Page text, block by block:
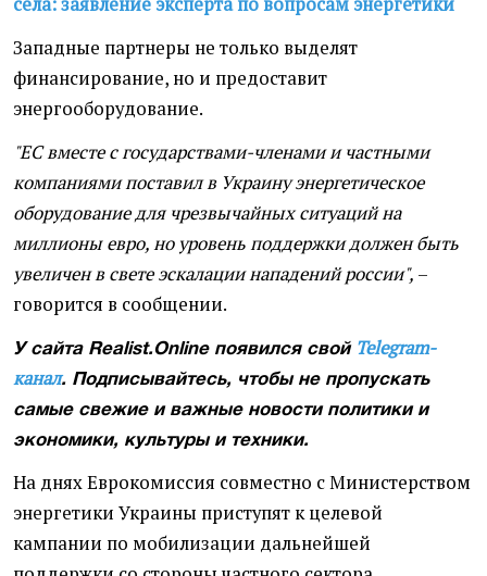
Западные партнеры не только выделят
финансирование, но и предоставит
энергооборудование.
"ЕС вместе с государствами-членами и частными
компаниями поставил в Украину энергетическое
оборудование для чрезвычайных ситуаций на
миллионы евро, но уровень поддержки должен быть
увеличен в свете эскалации нападений россии", –
говорится в сообщении.
У сайта Realist.Online появился свой Telegram-
канал. Подписывайтесь, чтобы не пропускать
самые свежие и важные новости политики и
экономики, культуры и техники.
На днях Еврокомиссия совместно с Министерством
энергетики Украины приступят к целевой
кампании по мобилизации дальнейшей